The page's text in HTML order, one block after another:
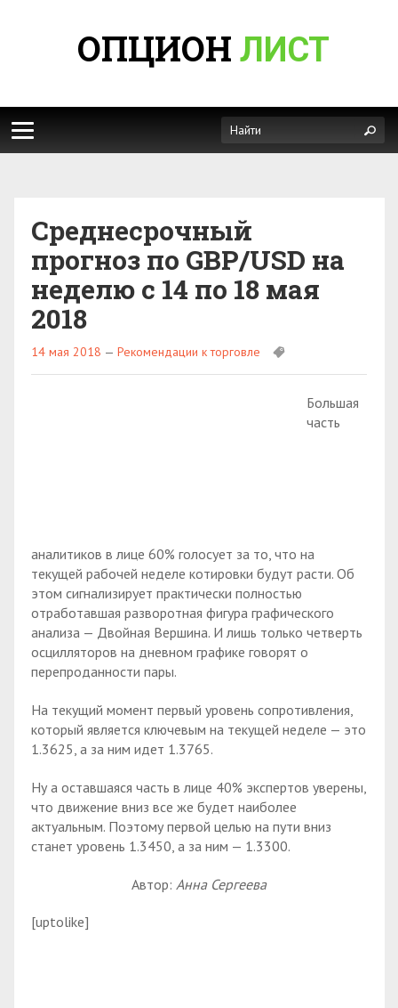
ОПЦИОН ЛИСТ
Среднесрочный
прогноз по GBP/USD на
неделю с 14 по 18 мая
2018
14 мая 2018 — Рекомендации к торговле
Большая
часть
аналитиков в лице 60% голосует за то, что на
текущей рабочей неделе котировки будут расти. Об
этом сигнализирует практически полностью
отработавшая разворотная фигура графического
анализа — Двойная Вершина. И лишь только четверть
осцилляторов на дневном графике говорят о
перепроданности пары.
На текущий момент первый уровень сопротивления,
который является ключевым на текущей неделе — это
1.3625, а за ним идет 1.3765.
Ну а оставшаяся часть в лице 40% экспертов уверены,
что движение вниз все же будет наиболее
актуальным. Поэтому первой целью на пути вниз
станет уровень 1.3450, а за ним — 1.3300.
Автор: Анна Сергеева
[uptolike]